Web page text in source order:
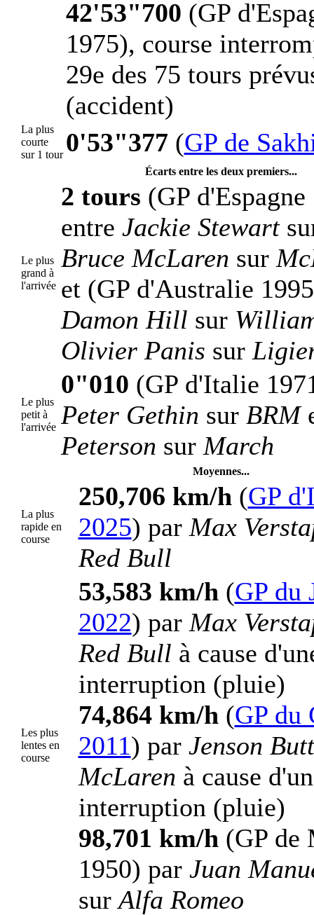
42'53"700 (GP
1975), course
29e des 75 tours
(accident)
La plus
courte
sur 1 tour 0'53"377 (GP de
Écarts entre les deux premiers...
Le plus
grand à
l'arrivée
2 tours (GP
entre Jackie Stewart
Bruce McLaren sur
et (GP d'Australie
Damon Hill sur
Olivier Panis sur
Le plus
petit à
l'arrivée
0"010 (GP d'Italie
Peter Gethin sur BRM
Peterson sur March
Moyennes...
La plus
rapide en
course
250,706 km/h(GP
2025) par Max
Red Bull
Les plus
lentes en
course
53,583 km/h(GP du
2022) par Max
Red Bull à cause
interruption (pluie)
74,864 km/h(GP du
2011) par Jenson
McLaren à cause
interruption (pluie)
98,701 km/h(GP de
1950) par Juan
surAlfa Romeo